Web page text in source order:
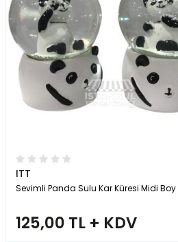
ITT
Sevimli Panda Sulu Kar Küresi Midi Boy
125,00 TL + KDV